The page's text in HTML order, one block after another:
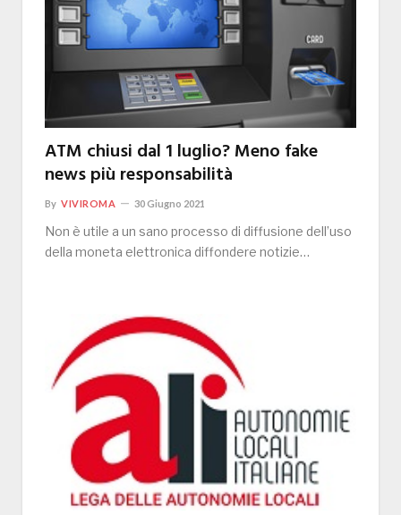
ATM chiusi dal 1 luglio? Meno fake
news più responsabilità
By VIVIROMA 30 Giugno 2021
Non è utile a un sano processo di diffusione dell’uso
della moneta elettronica diffondere notizie…